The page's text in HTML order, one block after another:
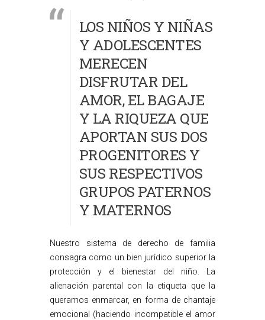
LOS NIÑOS Y NIÑAS
Y ADOLESCENTES
MERECEN
DISFRUTAR DEL
AMOR, EL BAGAJE
Y LA RIQUEZA QUE
APORTAN SUS DOS
PROGENITORES Y
SUS RESPECTIVOS
GRUPOS PATERNOS
Y MATERNOS
Nuestro sistema de derecho de familia
consagra como un bien jurídico superior la
protección y el bienestar del niño. La
alienación parental con la etiqueta que la
queramos enmarcar, en forma de chantaje
emocional (haciendo incompatible el amor